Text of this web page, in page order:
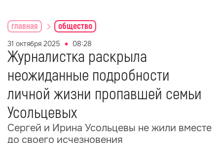
главная общество
31 октября 2025 08:28
Журналистка раскрыла
неожиданные подробности
личной жизни пропавшей семьи
Усольцевых
Сергей и Ирина Усольцевы не жили вместе
до своего исчезновения